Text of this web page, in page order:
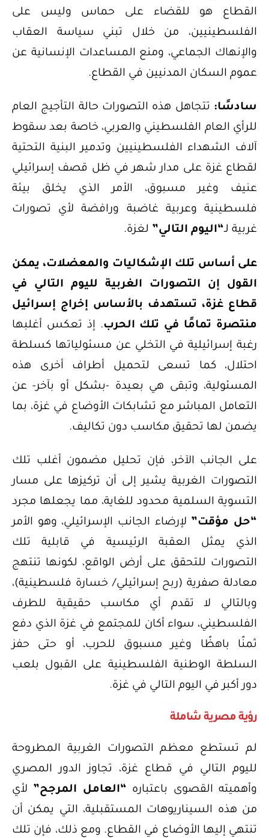
القطاع هو للقضاء على حماس وليس على
الفلسطينيين، من خلال تبني سياسة العقاب
والإنهاك الجماعي، ومنع المساعدات الإنسانية عن
عموم السكان المدنيين في القطاع.
سادسًا:تتجاهل هذه التصورات حالة التأجيج العام
للرأي العام الفلسطيني والعربي، خاصة بعد سقوط
آلاف الشهداء الفلسطينيين وتدمير البنية التحتية
لقطاع غزة على مدار شهر في ظل قصف إسرائيلي
عنيف وغير مسبوق، الأمر الذي يخلق بيئة
فلسطينية وعربية غاضبة ورافضة لأي تصورات
غربية لـ “اليوم التالي”لغزة.
على أساس تلك الإشكاليات والمعضلات، يمكن
القول إن التصورات الغربية لليوم التالي في
قطاع غزة، تستهدف بالأساس إخراج إسرائيل
منتصرة تمامًا في تلك الحرب. إذ تعكس أغلبها
رغبة إسرائيلية في التخلي عن مسئولياتها كسلطة
احتلال، كما تسعى لتحميل أطراف أخرى هذه
المسئولية، وتبقى هي بعيدة -بشكل أو بآخر- عن
التعامل المباشر مع تشابكات الأوضاع في غزة، بما
يضمن لها تحقيق مكاسب دون تكاليف.
على الجانب الآخر، فإن تحليل مضمون أغلب تلك
التصورات الغربية يشير إلى أن تركيزها على مسار
التسوية السلمية محدود للغاية، مما يجعلها مجرد
“حل مؤقت”لإرضاء الجانب الإسرائيلي، وهو الأمر
الذي يمثل العقبة الرئيسية في قابلية تلك
التصورات للتحقق على أرض الواقع، لكونها تنتهج
معادلة صفرية (ربح إسرائيلي/ خسارة فلسطينية)،
وبالتالي لا تقدم أي مكاسب حقيقية للطرف
الفلسطيني، سواء أكان للمجتمع في غزة الذي دفع
ثمنًا باهظًا وغير مسبوق للحرب، أو حتى حفز
السلطة الوطنية الفلسطينية على القبول بلعب
دور أكبر في اليوم التالي في غزة.
رؤية مصرية شاملة
لم تستطع معظم التصورات الغربية المطروحة
لليوم التالي في قطاع غزة، تجاوز الدور المصري
وأهميته القصوى باعتباره “العامل المرجح”لأي
من هذه السيناريوهات المستقبلية، التي يمكن أن
تنتهي إليها الأوضاع في القطاع. ومع ذلك، فإن تلك